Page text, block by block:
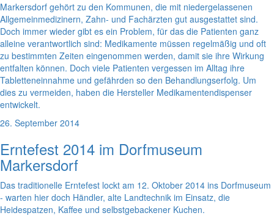
Markersdorf gehört zu den Kommunen, die mit niedergelassenen
Allgemeinmedizinern, Zahn- und Fachärzten gut ausgestattet sind.
Doch immer wieder gibt es ein Problem, für das die Patienten ganz
alleine verantwortlich sind: Medikamente müssen regelmäßig und oft
zu bestimmten Zeiten eingenommen werden, damit sie ihre Wirkung
entfalten können. Doch viele Patienten vergessen im Alltag ihre
Tabletteneinnahme und gefährden so den Behandlungserfolg. Um
dies zu vermeiden, haben die Hersteller Medikamentendispenser
entwickelt.
26. September 2014
Erntefest 2014 im Dorfmuseum
Markersdorf
Das traditionelle Erntefest lockt am 12. Oktober 2014 ins Dorfmuseum
- warten hier doch Händler, alte Landtechnik im Einsatz, die
Heidespatzen, Kaffee und selbstgebackener Kuchen.